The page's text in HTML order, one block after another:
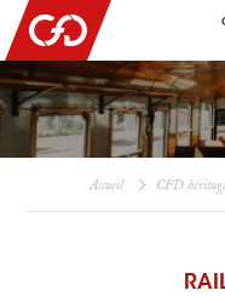
Accueil CFD